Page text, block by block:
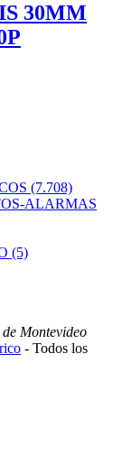
30MM
(7.708)
ALARMAS
(5)
Montevideo
- Todos los